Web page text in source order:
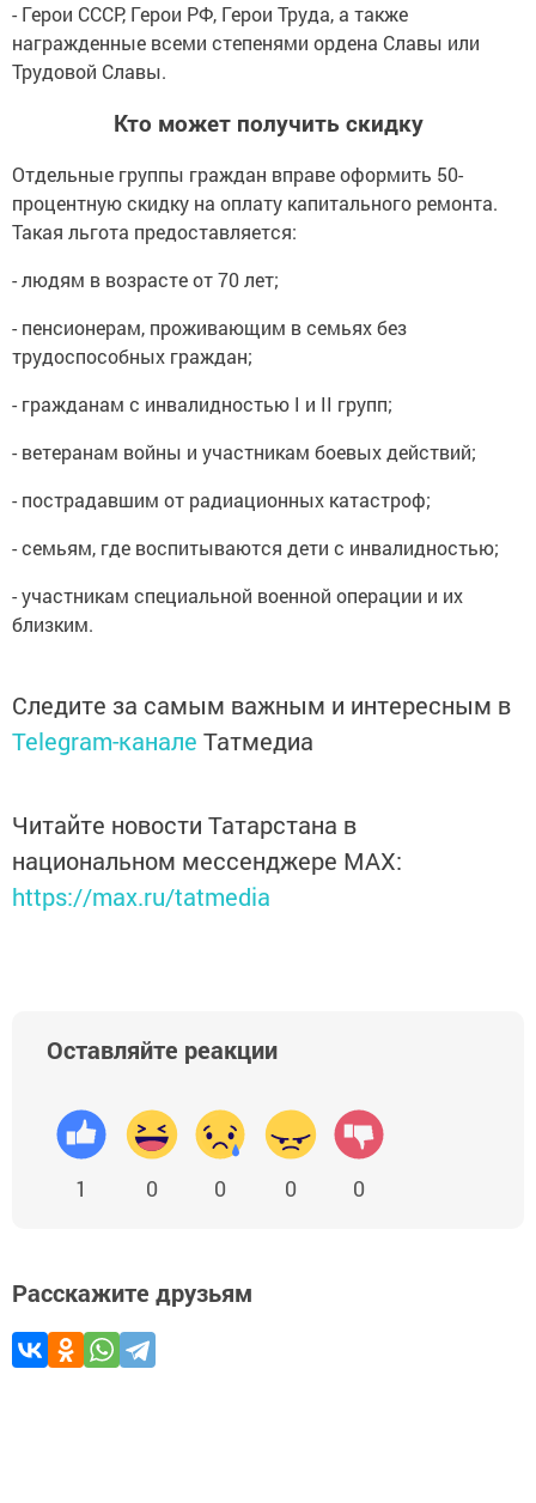
- Герои СССР, Герои РФ, Герои Труда, а также
награжденные всеми степенями ордена Славы или
Трудовой Славы.
Кто может получить скидку
Отдельные группы граждан вправе оформить 50-
процентную скидку на оплату капитального ремонта.
Такая льгота предоставляется:
- людям в возрасте от 70 лет;
- пенсионерам, проживающим в семьях без
трудоспособных граждан;
- гражданам с инвалидностью I и II групп;
- ветеранам войны и участникам боевых действий;
- пострадавшим от радиационных катастроф;
- семьям, где воспитываются дети с инвалидностью;
- участникам специальной военной операции и их
близким.
Следите за самым важным и интересным в
Telegram-канале Татмедиа
Читайте новости Татарстана в
национальном мессенджере MАХ:
https://max.ru/tatmedia
Оставляйте реакции
1 0 0 0 0
Расскажите друзьям